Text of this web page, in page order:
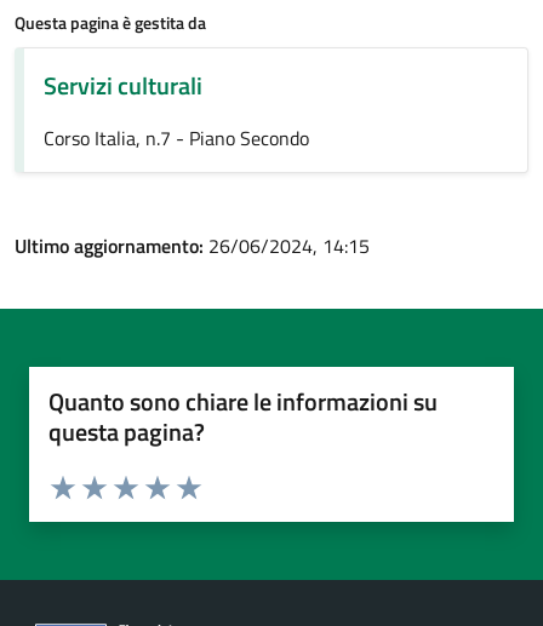
Questa pagina è gestita da
Servizi culturali
Corso Italia, n.7 - Piano Secondo
Ultimo aggiornamento: 26/06/2024, 14:15
Quanto sono chiare le informazioni su
questa pagina?
Valuta da 1 a 5 stelle la pagina
Valuta 5 stelle su 5
Valuta 4 stelle su 5
Valuta 3 stelle su 5
Valuta 2 stelle su 5
Valuta 1 stelle su 5